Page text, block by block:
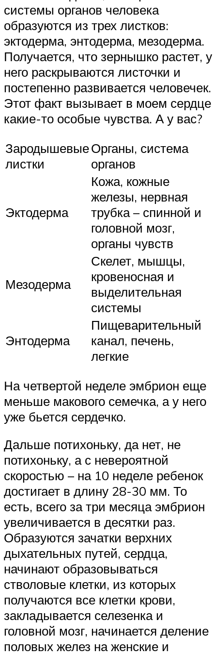
системы органов человека
образуются из трех листков:
эктодерма, энтодерма, мезодерма.
Получается, что зернышко растет, у
него раскрываются листочки и
постепенно развивается человечек.
Этот факт вызывает в моем сердце
какие-то особые чувства. А у вас?
Зародышевые
листки
Органы, система
органов
Эктодерма
Кожа, кожные
железы, нервная
трубка – спинной и
головной мозг,
органы чувств
Мезодерма
Скелет, мышцы,
кровеносная и
выделительная
системы
Энтодерма
Пищеварительный
канал, печень,
легкие
На четвертой неделе эмбрион еще
меньше макового семечка, а у него
уже бьется сердечко.
Дальше потихоньку, да нет, не
потихоньку, а с невероятной
скоростью – на 10 неделе ребенок
достигает в длину 28-30 мм. То
есть, всего за три месяца эмбрион
увеличивается в десятки раз.
Образуются зачатки верхних
дыхательных путей, сердца,
начинают образовываться
стволовые клетки, из которых
получаются все клетки крови,
закладывается селезенка и
головной мозг, начинается деление
половых желез на женские и